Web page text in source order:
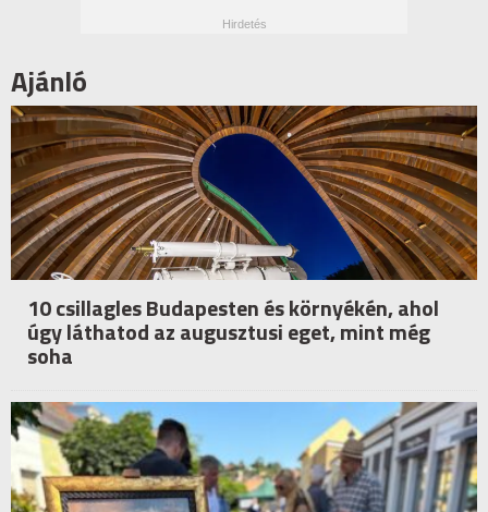
Ajánló
10 csillagles Budapesten és környékén, ahol
úgy láthatod az augusztusi eget, mint még
soha